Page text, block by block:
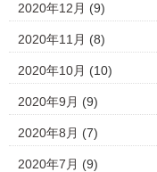
2020年12月 (9)
2020年11月 (8)
2020年10月 (10)
2020年9月 (9)
2020年8月 (7)
2020年7月 (9)